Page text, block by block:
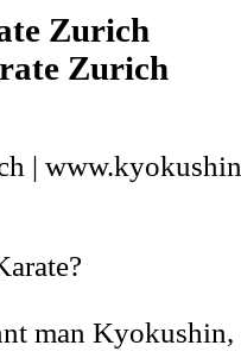
Zurich
|
man Kyokushin,